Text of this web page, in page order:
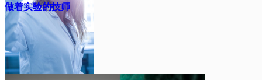
做着实验的技师